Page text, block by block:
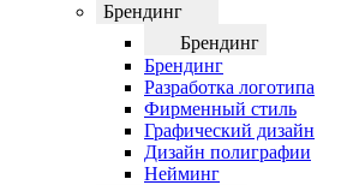
Брендинг
Брендинг
Брендинг
Разработка логотипа
Фирменный стиль
Графический дизайн
Дизайн полиграфии
Нейминг